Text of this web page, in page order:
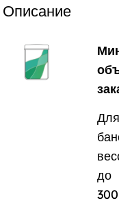
Описание
Для
до
300